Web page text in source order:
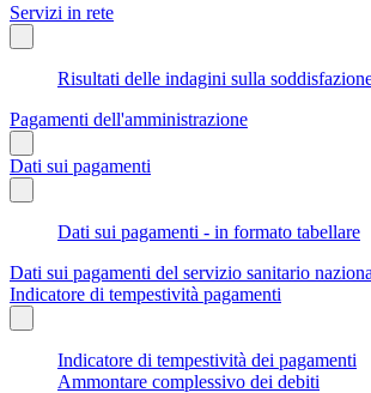
Servizi in rete
Risultati delle indagini sulla
Pagamenti dell'amministrazione
Dati sui pagamenti
Dati sui pagamenti - in formato tabellare
Dati sui pagamenti del servizio sanitario
Indicatore di tempestività pagamenti
Indicatore di tempestività dei pagamenti
Ammontare complessivo dei debiti